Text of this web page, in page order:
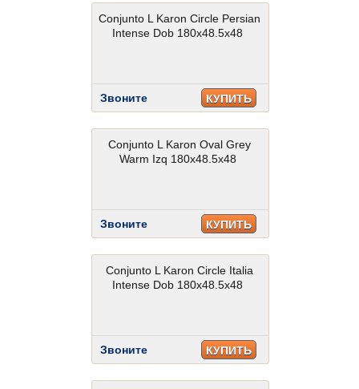
Conjunto L Karon Circle Persian
Intense Dob 180x48.5x48
Звоните КУПИТЬ
Conjunto L Karon Oval Grey
Warm Izq 180x48.5x48
Звоните КУПИТЬ
Conjunto L Karon Circle Italia
Intense Dob 180x48.5x48
Звоните КУПИТЬ